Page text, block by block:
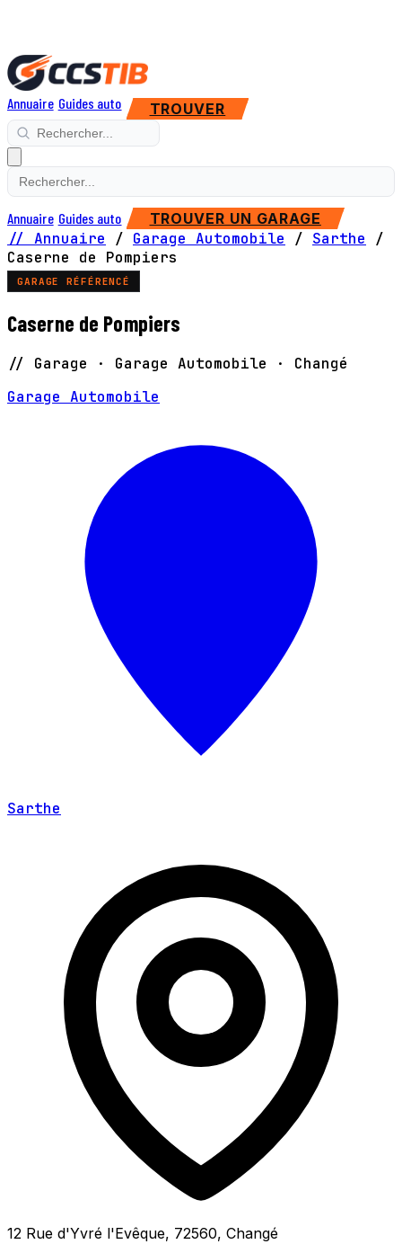
Annuaire Guides auto TROUVER
Annuaire Guides auto TROUVER UN GARAGE
// Annuaire / Garage Automobile / Sarthe
/
Caserne de Pompiers
GARAGE RÉFÉRENCÉ
Caserne de Pompiers
// Garage · Garage Automobile · Changé
Garage Automobile
Sarthe
12 Rue d'Yvré l'Evêque, 72560, Changé